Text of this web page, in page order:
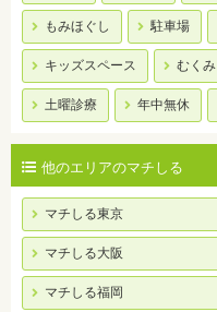
もみほぐし 駐車場
キッズスペース むくみ
土曜診療 年中無休
他のエリアのマチしる
マチしる東京
マチしる大阪
マチしる福岡